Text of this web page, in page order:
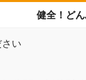
健全！ど
い